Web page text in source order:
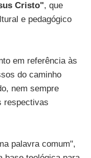
Cristo", que
e pedagógico
em referência às
do caminho
nem sempre
respectivas
palavra comum",